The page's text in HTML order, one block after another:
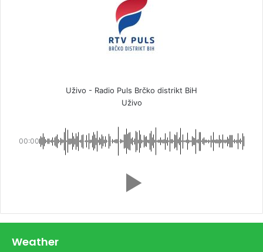
Uživo - Radio Puls Brčko distrikt BiH
Uživo
00:00
Weather